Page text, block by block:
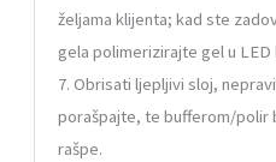
željama klijenta; kad ste
gela polimerizirajte gel u LED
7. Obrisati ljepljivi sloj,
porašpajte, te bufferom/polir
rašpe.